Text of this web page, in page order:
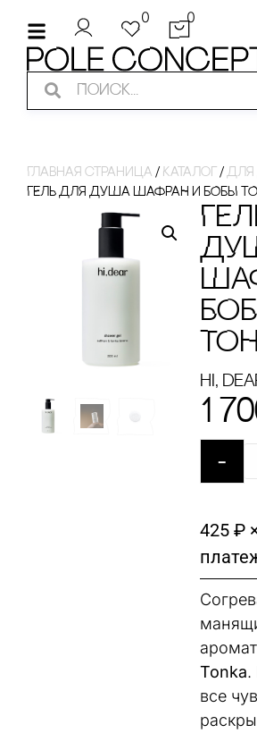
0 0
Главная страница / Каталог / для
ГЕЛЬ ДЛЯ ДУША ШАФРАН И БОБЫ
hi,
1
-
425 ₽
аромат
Tonka.
все